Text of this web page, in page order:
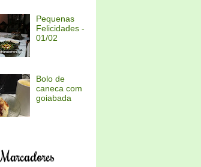
Pequenas
Felicidades -
01/02
Bolo de
caneca com
goiabada
Marcadores